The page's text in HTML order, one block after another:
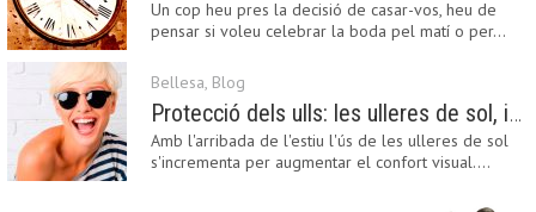
Un cop heu pres la decisió de casar-vos, heu de
pensar si voleu celebrar la boda pel matí o per…
Bellesa, Blog
Protecció dels ulls: les ulleres de sol, imprescindibles en una boda estiuenca
Amb l'arribada de l'estiu l'ús de les ulleres de sol
s'incrementa per augmentar el confort visual.…